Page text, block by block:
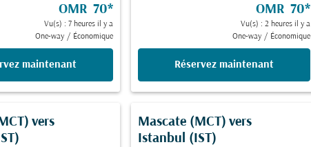
OMR 70*
Vu(s) : 7 heures il y a
One-way / Économique
maintenant
OMR 70*
Vu(s) : 2 heures il y a
One-way / Économique
Réservez maintenant
vers
Mascate (MCT) vers
Istanbul (IST)